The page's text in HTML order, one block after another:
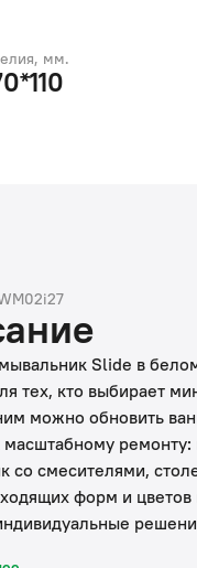
мм.
Slide в
тех, кто выбирает
можно обновить
масштабному
со смесителями,
форм и цветов